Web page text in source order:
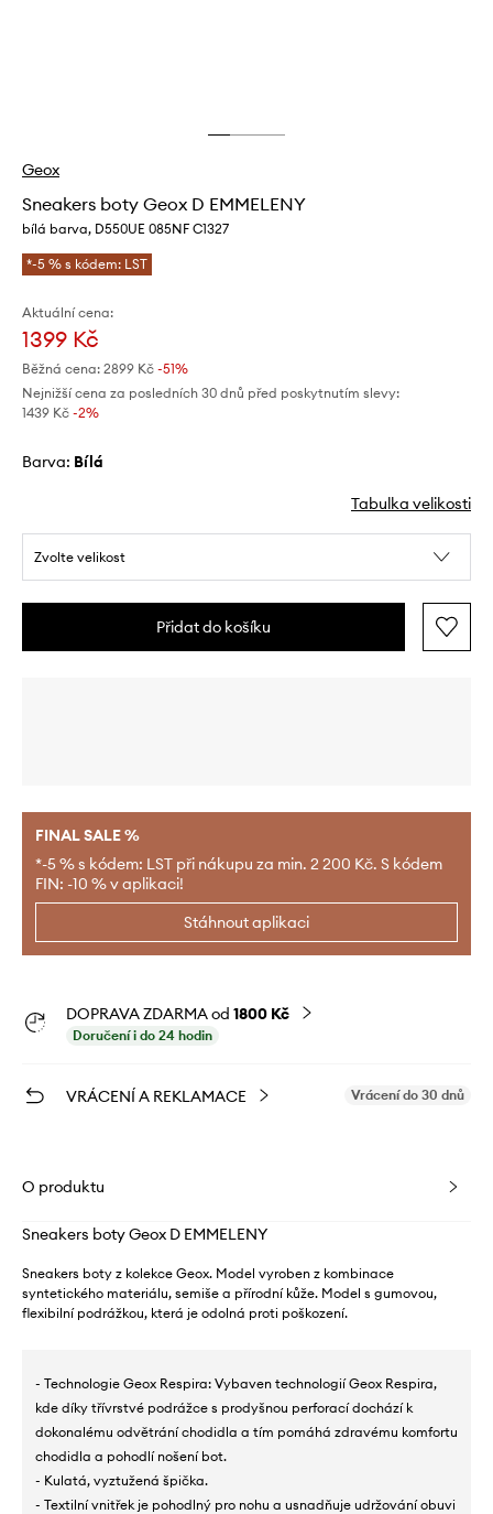
Geox
Sneakers boty Geox D EMMELENY
bílá barva, D550UE 085NF C1327
*-5 % s kódem: LST
Aktuální cena:
1399 Kč
Běžná cena: 2899 Kč -51%
Nejnižší cena za posledních 30 dnů před poskytnutím slevy:
1439 Kč -2%
Barva: bílá
Tabulka velikosti
Zvolte velikost
Přidat do košíku
FINAL SALE %
*-5 % s kódem: LST při nákupu za min. 2 200 Kč. S kódem
FIN: -10 % v aplikaci!
Stáhnout aplikaci
DOPRAVA ZDARMA od 1800 Kč
Doručení i do 24 hodin
VRÁCENÍ A REKLAMACE Vrácení do 30 dnů
O produktu
Sneakers boty Geox D EMMELENY
Sneakers boty z kolekce Geox. Model vyroben z kombinace
syntetického materiálu, semiše a přírodní kůže. Model s gumovou,
flexibilní podrážkou, která je odolná proti poškození.
- Technologie Geox Respira: Vybaven technologií Geox Respira,
kde díky třívrstvé podrážce s prodyšnou perforací dochází k
dokonalému odvětrání chodidla a tím pomáhá zdravému komfortu
chodidla a pohodlí nošení bot.
- Kulatá, vyztužená špička.
- Textilní vnitřek je pohodlný pro nohu a usnadňuje udržování obuvi